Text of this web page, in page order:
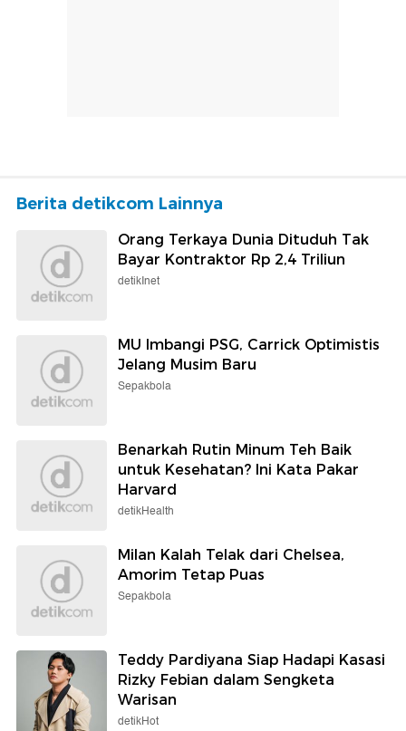
Berita detikcom Lainnya
Orang Terkaya Dunia Dituduh Tak
Bayar Kontraktor Rp 2,4 Triliun
detikInet
MU Imbangi PSG, Carrick Optimistis
Jelang Musim Baru
Sepakbola
Benarkah Rutin Minum Teh Baik
untuk Kesehatan? Ini Kata Pakar
Harvard
detikHealth
Milan Kalah Telak dari Chelsea,
Amorim Tetap Puas
Sepakbola
Teddy Pardiyana Siap Hadapi Kasasi
Rizky Febian dalam Sengketa
Warisan
detikHot